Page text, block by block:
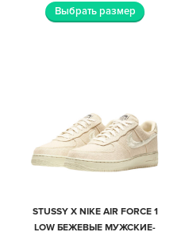
Выбрать размер
STUSSY X NIKE AIR FORCE 1
LOW БЕЖЕВЫЕ МУЖСКИЕ-